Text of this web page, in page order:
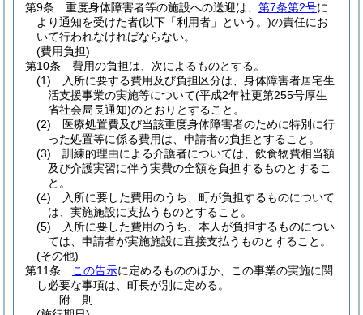
第9条
重度身体障害者等の施設への送迎は、 第7条第2号に
より通知を受けた者(以下「利用者」という。)の責任にお
いて行われなければならない。
(費用負担)
第10条
費用の負担は、次によるものとする。
(1)
入所に要する費用及び負担区分は、身体障害者居宅生
活支援事業の実施等について(平成2年社更第255号厚生
省社会局長通知)のとおりとすること。
(2)
医療処置費及び当該重度身体障害者のために特別に行
った処置等に係る費用は、申請者の負担とすること。
(3)
訓練的理由による介護者については、飲食物費相当額
及び介護実習に伴う実費の全額を負担するものとするこ
と。
(4)
入所に要した費用のうち、町が負担するものについて
は、実施施設に支払うものとすること。
(5)
入所に要した費用のうち、本人が負担するものについ
ては、申請者が実施施設に直接支払うものとすること。
(その他)
第11条
この告示に定めるもののほか、この事業の実施に関
し必要な事項は、町長が別に定める。
附 則